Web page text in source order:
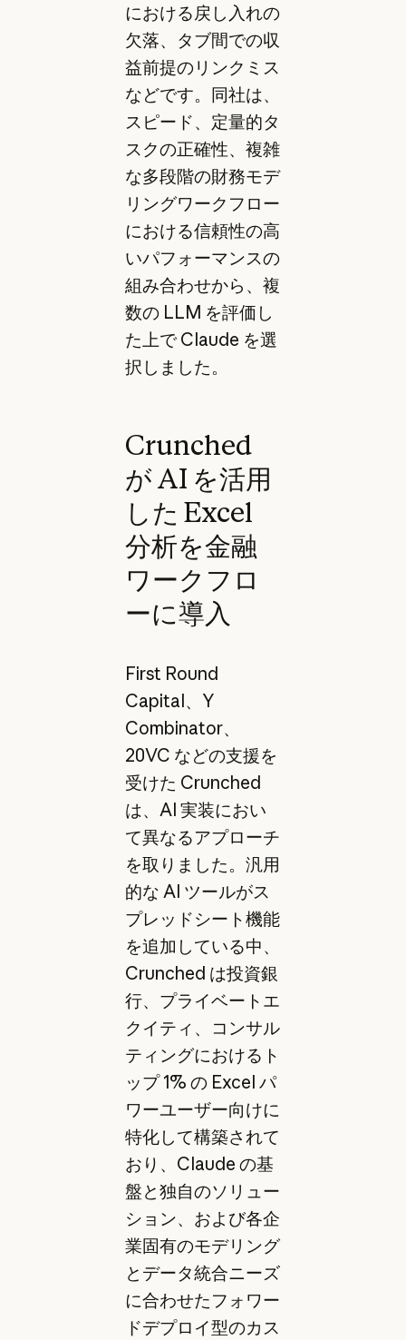
における戻し入れの
欠落、タブ間での収
益前提のリンクミス
などです。同社は、
スピード、定量的タ
スクの正確性、複雑
な多段階の財務モデ
リングワークフロー
における信頼性の高
いパフォーマンスの
組み合わせから、複
数の LLM を評価し
た上で Claude を選
択しました。
Crunched
が AI を活用
した Excel
分析を金融
ワークフロ
ーに導入
First Round
Capital、Y
Combinator、
20VC などの支援を
受けた Crunched
は、AI 実装におい
て異なるアプローチ
を取りました。汎用
的な AI ツールがス
プレッドシート機能
を追加している中、
Crunched は投資銀
行、プライベートエ
クイティ、コンサル
ティングにおけるト
ップ 1% の Excel パ
ワーユーザー向けに
特化して構築されて
おり、Claude の基
盤と独自のソリュー
ション、および各企
業固有のモデリング
とデータ統合ニーズ
に合わせたフォワー
ドデプロイ型のカス